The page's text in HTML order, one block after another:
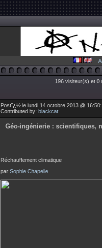
196 visiteur(s) et 0
Postï¿½ le lundi 14 octobre 2013 @
Contributed by: blackcat
Géo-ingénierie : scientifiques,
Réchauffement climatique
par Sophie Chapelle